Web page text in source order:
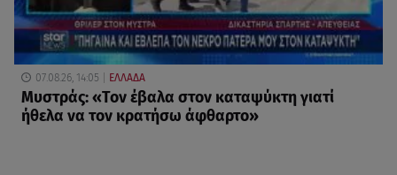
07.08.26, 14:05 ΕΛΛΑΔΑ
Μυστράς: «Τον έβαλα στον καταψύκτη γιατί
ήθελα να τον κρατήσω άφθαρτο»